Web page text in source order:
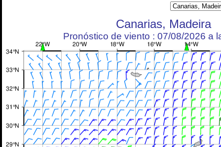
Canarias, Madeira
Pronóstico de viento : 07/08/2026 a